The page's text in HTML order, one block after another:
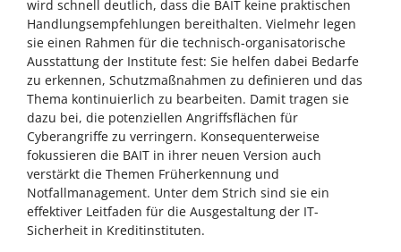
wird schnell deutlich, dass die BAIT keine praktischen
Handlungsempfehlungen bereithalten. Vielmehr legen
sie einen Rahmen für die technisch-organisatorische
Ausstattung der Institute fest: Sie helfen dabei Bedarfe
zu erkennen, Schutzmaßnahmen zu definieren und das
Thema kontinuierlich zu bearbeiten. Damit tragen sie
dazu bei, die potenziellen Angriffsflächen für
Cyberangriffe zu verringern. Konsequenterweise
fokussieren die BAIT in ihrer neuen Version auch
verstärkt die Themen Früherkennung und
Notfallmanagement. Unter dem Strich sind sie ein
effektiver Leitfaden für die Ausgestaltung der IT-
Sicherheit in Kreditinstituten.